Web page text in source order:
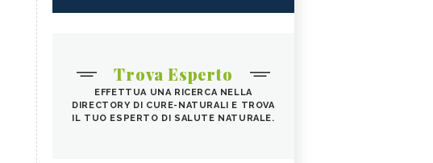
Trova Esperto
EFFETTUA UNA RICERCA NELLA
DIRECTORY DI CURE-NATURALI E TROVA
IL TUO ESPERTO DI SALUTE NATURALE.